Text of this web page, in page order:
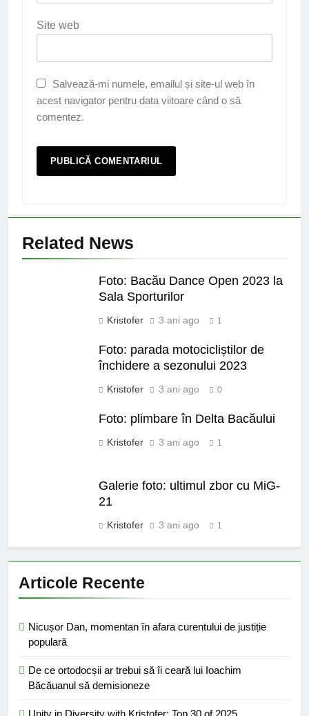
Site web
Salvează-mi numele, emailul și site-ul web în
acest navigator pentru data viitoare când o să
comentez.
Related News
Foto: Bacău Dance Open 2023 la
Sala Sporturilor
Kristofer 3 ani ago 1
Foto: parada motocicliștilor de
închidere a sezonului 2023
Kristofer 3 ani ago 0
Foto: plimbare în Delta Bacăului
Kristofer 3 ani ago 1
Galerie foto: ultimul zbor cu MiG-
21
Kristofer 3 ani ago 1
Articole Recente
Nicușor Dan, momentan în afara curentului de justiție
populară
De ce ortodocșii ar trebui să îi ceară lui Ioachim
Băcăuanul să demisioneze
Unity in Diversity with Kristofer: Top 30 of 2025